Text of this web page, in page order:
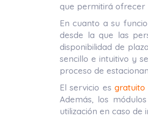
que permitirá ofrecer
En cuanto a su
desde la que las
disponibilidad de
sencillo e intuitivo y
proceso de
El servicio esgratuito
Además, los
utilización en caso de